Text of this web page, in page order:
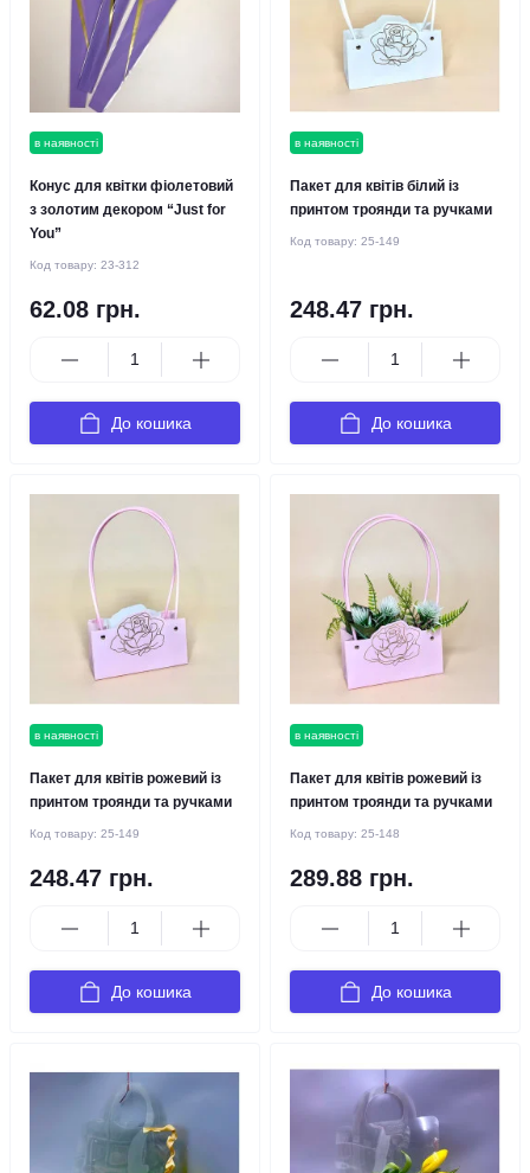
в наявності
Конус для квітки фіолетовий
з золотим декором “Just for
You”
Код товару: 23-312
62.08 грн.
До кошика
в наявності
Пакет для квітів білий із
принтом троянди та ручками
Код товару: 25-149
248.47 грн.
До кошика
в наявності
Пакет для квітів рожевий із
принтом троянди та ручками
Код товару: 25-149
248.47 грн.
До кошика
в наявності
Пакет для квітів рожевий із
принтом троянди та ручками
Код товару: 25-148
289.88 грн.
До кошика